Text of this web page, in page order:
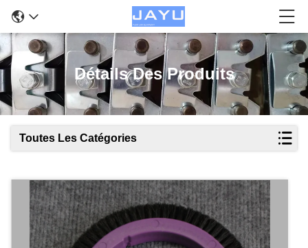
Détails Des Produits
Toutes Les Catégories